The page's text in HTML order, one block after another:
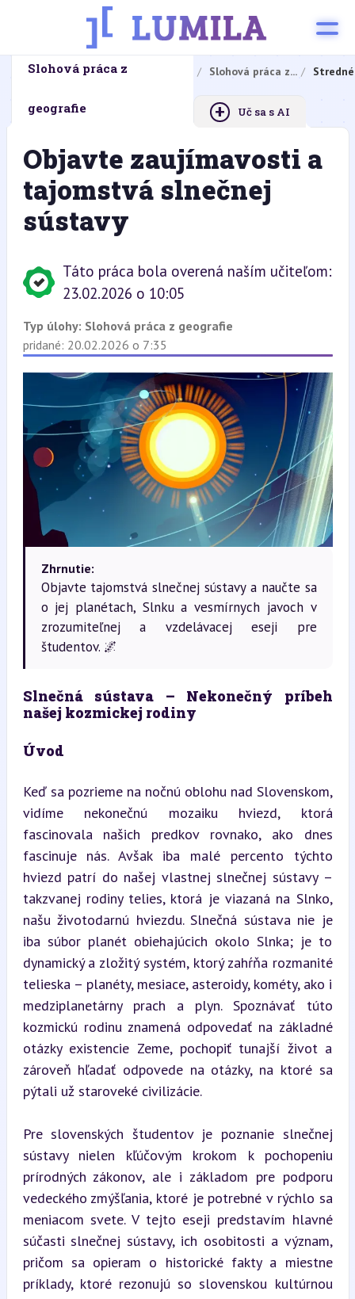
Domovská stránka Domáce úlohy Slohová práca z...
Slohová práca z
geografie + Uč sa s AI
Objavte zaujímavosti a
tajomstvá slnečnej
sústavy
Táto práca bola overená naším učiteľom:
23.02.2026 o 10:05
Typ úlohy: Slohová práca z geografie
pridané: 20.02.2026 o 7:35
Zhrnutie:
Objavte tajomstvá slnečnej sústavy a naučte sa
o jej planétach, Slnku a vesmírnych javoch v
zrozumiteľnej a vzdelávacej eseji pre
študentov. 🌌
Slnečná sústava – Nekonečný príbeh
našej kozmickej rodiny
Úvod
Keď sa pozrieme na nočnú oblohu nad Slovenskom,
vidíme nekonečnú mozaiku hviezd, ktorá
fascinovala našich predkov rovnako, ako dnes
fascinuje nás. Avšak iba malé percento týchto
hviezd patrí do našej vlastnej slnečnej sústavy –
takzvanej rodiny telies, ktorá je viazaná na Slnko,
našu životodarnú hviezdu. Slnečná sústava nie je
iba súbor planét obiehajúcich okolo Slnka; je to
dynamický a zložitý systém, ktorý zahŕňa rozmanité
telieska – planéty, mesiace, asteroidy, kométy, ako i
medziplanetárny prach a plyn. Spoznávať túto
kozmickú rodinu znamená odpovedať na základné
otázky existencie Zeme, pochopiť tunajší život a
zároveň hľadať odpovede na otázky, na ktoré sa
pýtali už staroveké civilizácie.
Pre slovenských študentov je poznanie slnečnej
sústavy nielen kľúčovým krokom k pochopeniu
prírodných zákonov, ale i základom pre podporu
vedeckého zmýšľania, ktoré je potrebné v rýchlo sa
meniacom svete. V tejto eseji predstavím hlavné
súčasti slnečnej sústavy, ich osobitosti a význam,
pričom sa opieram o historické fakty a miestne
príklady, ktoré rezonujú so slovenskou kultúrnou